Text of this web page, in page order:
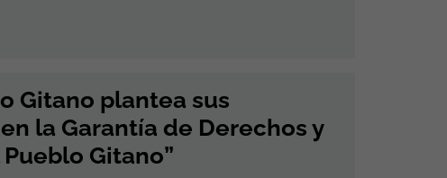
Gitano plantea sus
la Garantía de Derechos y
Gitano”